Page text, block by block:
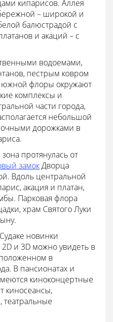
кипарисов. Аллея
– широкой и
балюстрадой с
и акаций – с
водоемами,
пестрым ковром
южной флоры окружают
комплексы и
части города,
небольшой
дорожками в
протянулась от
замокДворца
Вдоль центральной
акация и платан,
Парковая флора
храм Святого Луки
новинки
и 3D можно увидеть в
в
В пансионатах и
киноконцертные
киносеансы,